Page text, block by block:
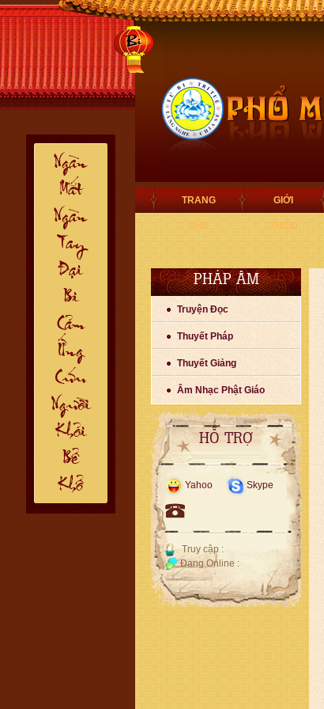
TRANG GIỚI
THIỆU
PHÁP ÂM
Truyện Đọc
Thuyết Pháp
Thuyết Giảng
Âm Nhạc Phật Giáo
HỖ TRỢ
Yahoo Skype
Truy cập :
Đang Online :